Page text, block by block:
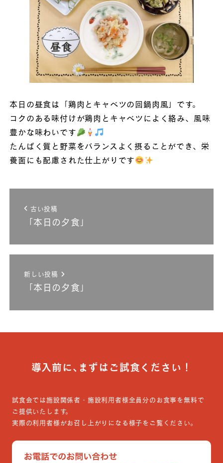
本日の昼食は「鶏肉とキャベツの回鍋肉風」です。
コクのある味付けが鶏肉とキャベツによく絡み、風味
豊かな味わいです
たんぱく質と野菜をバランスよく摂ることができ、栄
養面にも配慮された仕上がりです
古い投稿
「本日の夕食」
新しい投稿
「本日の夕食」
導入前に､まずはご試食ください！
試食会では施設関係者・施設利用者様全員分のお食事を無料で
ご提供いたします。
実際の利用者様がお召し上がりになる様子をご覧ください。